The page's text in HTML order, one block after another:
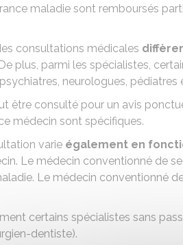
maladie sont remboursés
consultations médicales
plus, parmi les spécialistes,
neurologues, pédiatres
être consulté pour un avis
médecin sont spécifiques.
varie également en
. Le médecin conventionné de
Le médecin conventionné
certains spécialistes sans
dentiste).